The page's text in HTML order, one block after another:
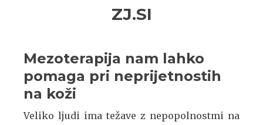
ZJ.SI
Mezoterapija nam lahko
pomaga pri neprijetnostih
na koži
Veliko ljudi ima težave z nepopolnostmi na